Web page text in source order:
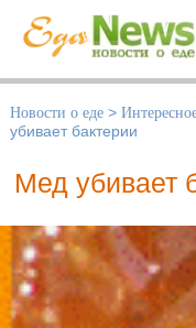
Новости о еде >
убивает бактерии
Мед убивает